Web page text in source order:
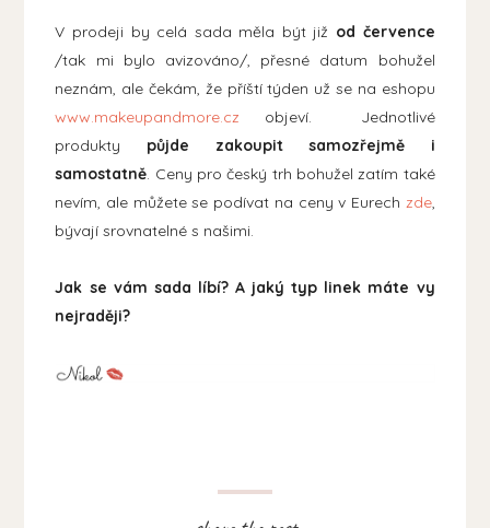
V prodeji by celá sada měla být již od července
/tak mi bylo avizováno/, přesné datum bohužel
neznám, ale čekám, že příští týden už se na eshopu
www.makeupandmore.cz objeví. Jednotlivé
produkty půjde zakoupit samozřejmě i
samostatně. Ceny pro český trh bohužel zatím také
nevím, ale můžete se podívat na ceny v Eurech zde,
bývají srovnatelné s našimi.
Jak se vám sada líbí? A jaký typ linek máte vy
nejraději?